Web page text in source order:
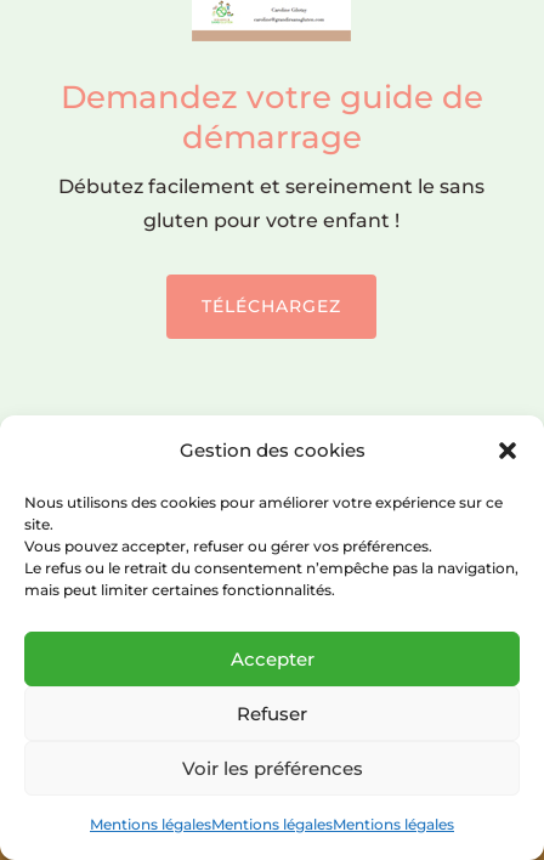
Gestion des cookies
Nous utilisons des cookies pour améliorer votre expérience sur ce
site.
Vous pouvez accepter, refuser ou gérer vos préférences.
Le refus ou le retrait du consentement n’empêche pas la navigation,
mais peut limiter certaines fonctionnalités.
Accepter
Refuser
Voir les préférences
Mentions légalesMentions légalesMentions légales
Demandez votre guide de
démarrage
Débutez facilement et sereinement le sans
gluten pour votre enfant !
TÉLÉCHARGEZ
Grandir sans gluten